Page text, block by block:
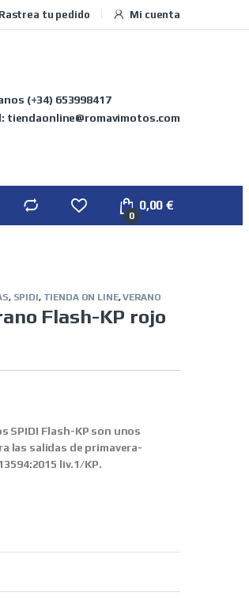
Rastrea tu pedido Mi cuenta
(+34) 653998417
tiendaonline@romavimotos.com
0
0,00€
, SPIDI, TIENDA ON LINE,VERANO
Flash-KP rojo
SPIDI Flash-KP son unos
las salidas de primavera-
liv.1/KP.